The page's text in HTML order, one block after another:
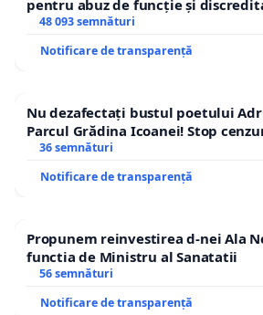
pentru abuz de funcție și
48 093 semnături
Notificare de transparență
Nu dezafectați bustul poetului
Parcul Grădina Icoanei! Stop
36 semnături
Notificare de transparență
Propunem reinvestirea d-nei Ala
functia de Ministru al Sanatatii
56 semnături
Notificare de transparență